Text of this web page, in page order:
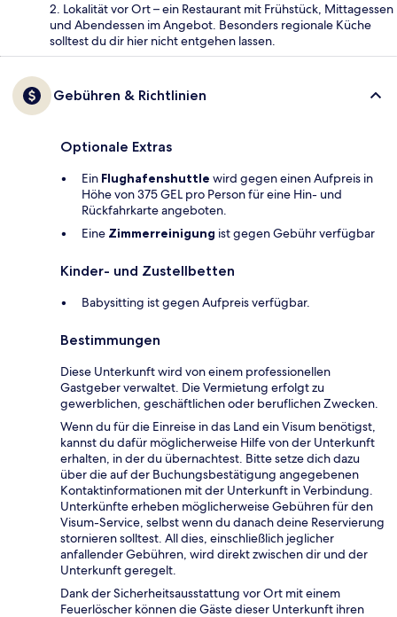
2. Lokalität vor Ort – ein Restaurant mit Frühstück, Mittagessen
und Abendessen im Angebot. Besonders regionale Küche
solltest du dir hier nicht entgehen lassen.
Gebühren & Richtlinien
Optionale Extras
Ein Flughafenshuttle wird gegen einen Aufpreis in
Höhe von 375 GEL pro Person für eine Hin- und
Rückfahrkarte angeboten.
Eine Zimmerreinigung ist gegen Gebühr verfügbar
Kinder- und Zustellbetten
Babysitting ist gegen Aufpreis verfügbar.
Bestimmungen
Diese Unterkunft wird von einem professionellen
Gastgeber verwaltet. Die Vermietung erfolgt zu
gewerblichen, geschäftlichen oder beruflichen Zwecken.
Wenn du für die Einreise in das Land ein Visum benötigst,
kannst du dafür möglicherweise Hilfe von der Unterkunft
erhalten, in der du übernachtest. Bitte setze dich dazu
über die auf der Buchungsbestätigung angegebenen
Kontaktinformationen mit der Unterkunft in Verbindung.
Unterkünfte erheben möglicherweise Gebühren für den
Visum-Service, selbst wenn du danach deine Reservierung
stornieren solltest. All dies, einschließlich jeglicher
anfallender Gebühren, wird direkt zwischen dir und der
Unterkunft geregelt.
Dank der Sicherheitsausstattung vor Ort mit einem
Feuerlöscher können die Gäste dieser Unterkunft ihren